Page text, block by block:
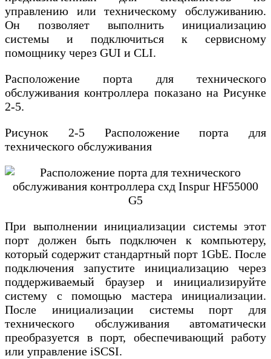
управлению или техническому обслуживанию.
Он позволяет выполнить инициализацию
системы и подключиться к сервисному
помощнику через GUI и CLI.
Расположение порта для технического
обслуживания контроллера показано на Рисунке
2-5.
Рисунок 2-5 Расположение порта для
технического обслуживания
При выполнении инициализации системы этот
порт должен быть подключен к компьютеру,
который содержит стандартный порт 1GbE. После
подключения запустите инициализацию через
поддерживаемый браузер и инициализируйте
систему с помощью мастера инициализации.
После инициализации системы порт для
технического обслуживания автоматически
преобразуется в порт, обеспечивающий работу
или управление iSCSI.